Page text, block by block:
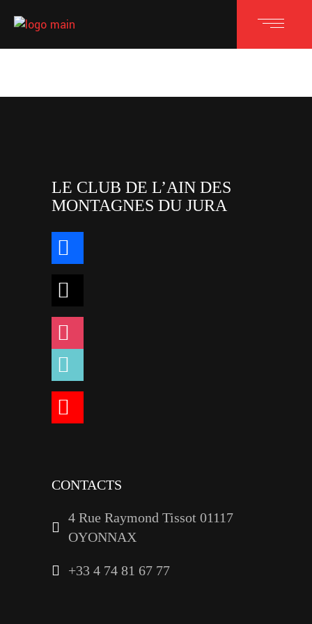
LE CLUB DE L’AIN DES
MONTAGNES DU JURA
facebook
instagram
tiktok
youtube
CONTACTS
4 Rue Raymond Tissot 01117
OYONNAX
+33 4 74 81 67 77